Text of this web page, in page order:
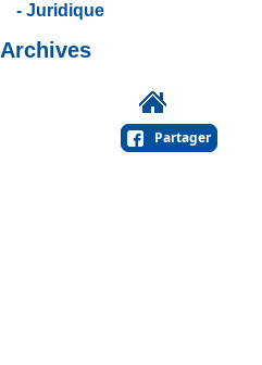
Juridique
Archives
Partager